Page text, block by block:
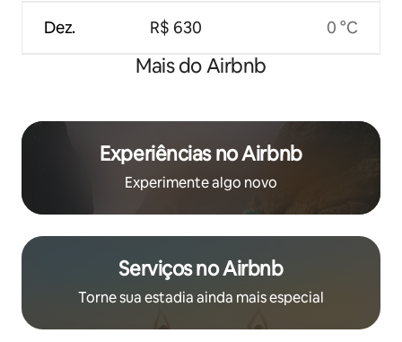
Dez. R$ 630 0 °C
Mais do Airbnb
Experiências no Airbnb
Experimente algo novo
Serviços no Airbnb
Torne sua estadia ainda mais especial